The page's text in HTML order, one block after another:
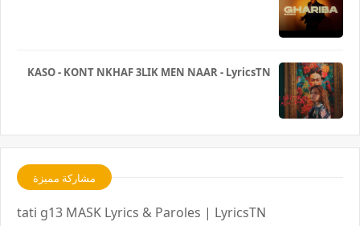
KASO - KONT NKHAF 3LIK MEN NAAR - LyricsTN
مشاركة مميزة
tati g13 MASK Lyrics & Paroles | LyricsTN